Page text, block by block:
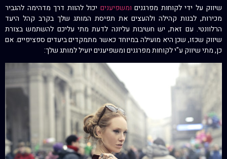
שיווק על ידי לקוחות מפרגנים ומשפיענים יכול להוות דרך מדהימה להגביר
מכירות, לבנות קהילה ולהעצים את תפיסת המותג שלך בקרב קהל היעד
הרלוונטי. עם זאת, יש חשיבות עליונה לדעת מתי עליכם להשתמש בצורת
שיווק שכזו, שכן היא מועילה במיוחד כאשר מתמקדים ביעדים ספציפיים. אם
כן, מתי שיווק ע"י לקוחות מפרגנים ומשפיענים יועיל למותג שלך: